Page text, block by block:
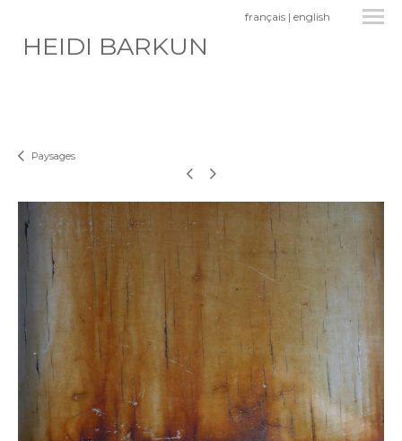
HEIDI BARKUN
français | english
Paysages